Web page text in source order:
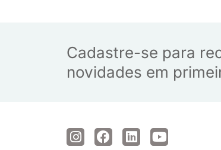
Cadastre-se para
novidades em
I
n
F
a
L
i
Y
o